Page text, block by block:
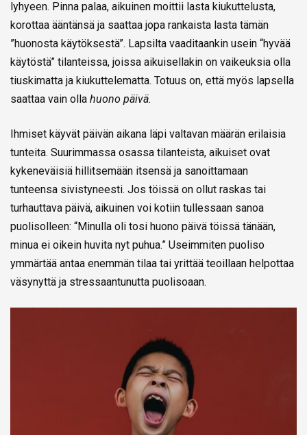
lyhyeen. Pinna palaa, aikuinen moittii lasta kiukuttelusta,
korottaa ääntänsä ja saattaa jopa rankaista lasta tämän
”huonosta käytöksestä”. Lapsilta vaaditaankin usein “hyvää
käytöstä” tilanteissa, joissa aikuisellakin on vaikeuksia olla
tiuskimatta ja kiukuttelematta. Totuus on, että myös lapsella
saattaa vain olla huono päivä.
Ihmiset käyvät päivän aikana läpi valtavan määrän erilaisia
tunteita. Suurimmassa osassa tilanteista, aikuiset ovat
kykeneväisiä hillitsemään itsensä ja sanoittamaan
tunteensa sivistyneesti. Jos töissä on ollut raskas tai
turhauttava päivä, aikuinen voi kotiin tullessaan sanoa
puolisolleen: “Minulla oli tosi huono päivä töissä tänään,
minua ei oikein huvita nyt puhua.” Useimmiten puoliso
ymmärtää antaa enemmän tilaa tai yrittää teoillaan helpottaa
väsynyttä ja stressaantunutta puolisoaan.